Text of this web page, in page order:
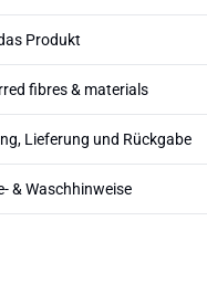
Produkt
fibres & materials
Lieferung und Rückgabe
& Waschhinweise